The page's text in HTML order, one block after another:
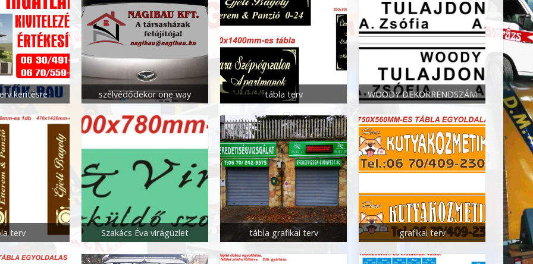
kerítésre szélvédődekor one way tábla terv WOODY DEKORRENDSZÁM
terv Szakács Éva virágüzlet tábla grafikai terv grafikai terv